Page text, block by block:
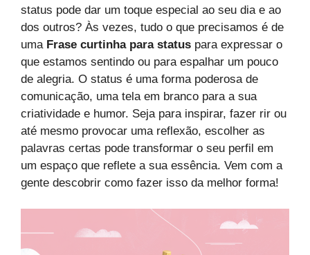
status pode dar um toque especial ao seu dia e ao
dos outros? Às vezes, tudo o que precisamos é de
uma Frase curtinha para status para expressar o
que estamos sentindo ou para espalhar um pouco
de alegria. O status é uma forma poderosa de
comunicação, uma tela em branco para a sua
criatividade e humor. Seja para inspirar, fazer rir ou
até mesmo provocar uma reflexão, escolher as
palavras certas pode transformar o seu perfil em
um espaço que reflete a sua essência. Vem com a
gente descobrir como fazer isso da melhor forma!